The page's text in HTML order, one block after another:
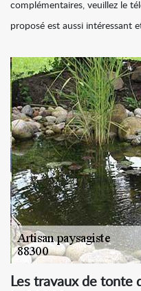
complémentaires, veuillez le
proposé est aussi intéressant
Les travaux de tonte